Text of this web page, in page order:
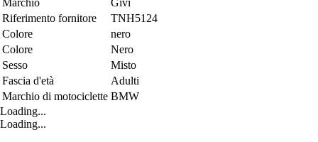
Riferimento fornitore
TNH5124
Colore
nero
Colore
Nero
Sesso
Misto
Fascia d'età
Adulti
Marchio di motociclette BMW
Loading...
Loading...